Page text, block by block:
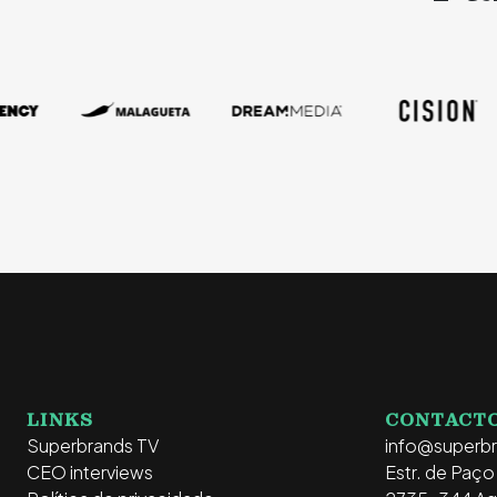
LINKS
Superbrands TV
CEO interviews
Estr. de